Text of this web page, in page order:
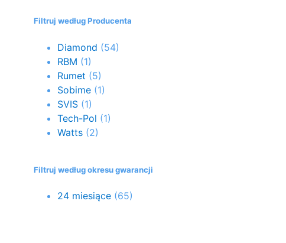
Filtruj według Producenta
Diamond (54)
RBM (1)
Rumet (5)
Sobime (1)
SVIS (1)
Tech-Pol (1)
Watts (2)
Filtruj według okresu gwarancji
24 miesiące (65)